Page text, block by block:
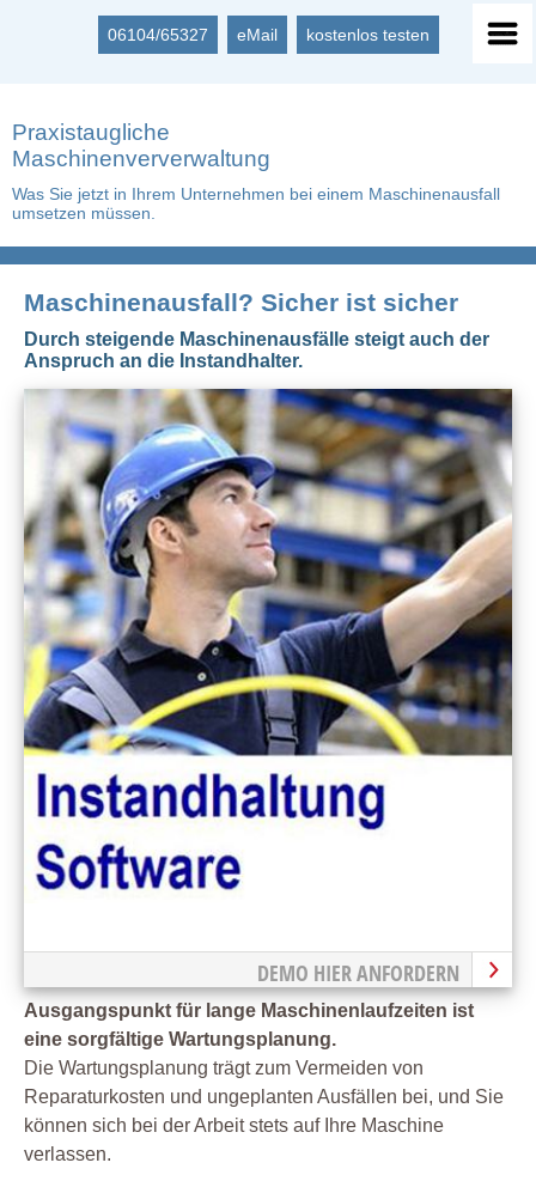
06104/65327 eMail kostenlos testen
Praxistaugliche
Maschinenververwaltung
Was Sie jetzt in Ihrem Unternehmen bei einem Maschinenausfall
umsetzen müssen.
Maschinenausfall? Sicher ist sicher
Durch steigende Maschinenausfälle steigt auch der
Anspruch an die Instandhalter.
DEMO HIER ANFORDERN
Ausgangspunkt für lange Maschinenlaufzeiten ist
eine sorgfältige Wartungsplanung.
Die Wartungsplanung trägt zum Vermeiden von
Reparaturkosten und ungeplanten Ausfällen bei, und Sie
können sich bei der Arbeit stets auf Ihre Maschine
verlassen.